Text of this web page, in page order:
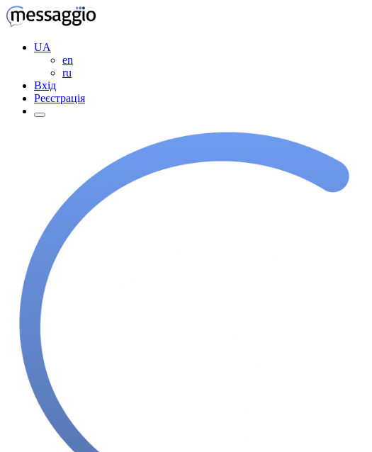
UA
en
ru
Вхід
Реєстрація